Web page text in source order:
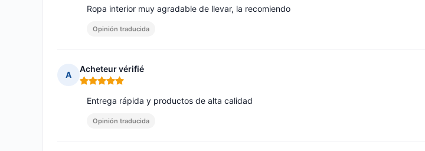
Ropa interior muy agradable de llevar, la recomiendo
Opinión traducida
A
Acheteur vérifié
Nota: 5 de 5
Entrega rápida y productos de alta calidad
Opinión traducida